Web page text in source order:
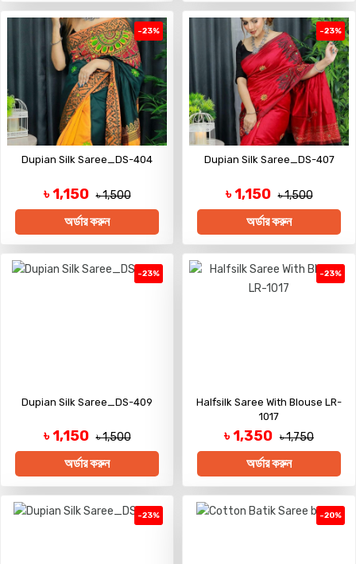
-23%
Dupian Silk Saree_DS-404
৳ 1,150 ৳ 1,500
অর্ডার করুন
-23%
Dupian Silk Saree_DS-407
৳ 1,150 ৳ 1,500
অর্ডার করুন
-23%
Dupian Silk Saree_DS-409
৳ 1,150 ৳ 1,500
অর্ডার করুন
-23%
Halfsilk Saree With Blouse LR-
1017
৳ 1,350 ৳ 1,750
অর্ডার করুন
-23% -20%